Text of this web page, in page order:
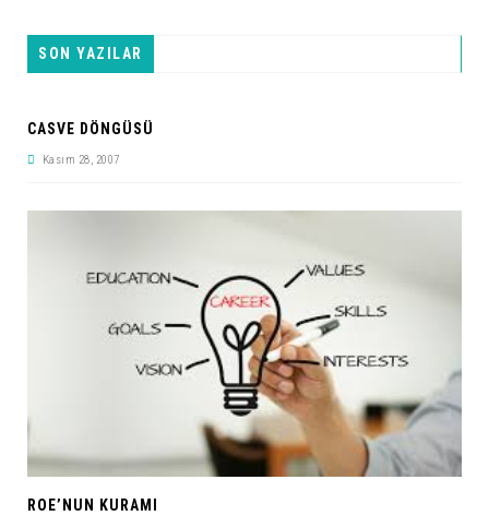
SON YAZILAR
CASVE DÖNGÜSÜ
Kasım 28, 2007
ROE’NUN KURAMI